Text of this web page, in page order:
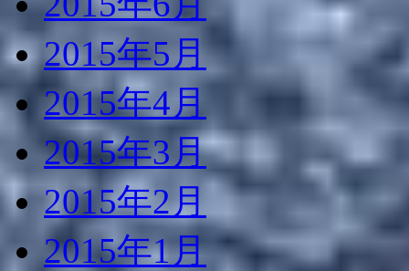
2015年5月
2015年4月
2015年3月
2015年2月
2015年1月